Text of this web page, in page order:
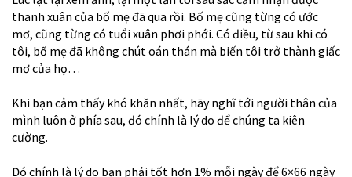
thanh xuân của bố mẹ đã qua rồi. Bố mẹ cũng từng có ước
mơ, cũng từng có tuổi xuân phơi phới. Có điều, từ sau khi có
tôi, bố mẹ đã không chút oán thán mà biến tôi trở thành giấc
mơ của họ…
Khi bạn cảm thấy khó khăn nhất, hãy nghĩ tới người thân của
mình luôn ở phía sau, đó chính là lý do để chúng ta kiên
cường.
Đó chính là lý do bạn phải tốt hơn 1% mỗi ngày để 6×66 ngày